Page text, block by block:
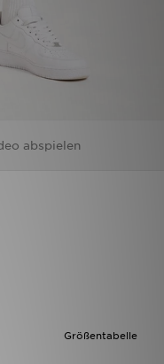
abspielen
Größentabelle